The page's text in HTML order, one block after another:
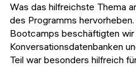
Was das hilfreichste Thema
des Programms
Bootcamps beschäftigten wir
Konversationsdatenbanken
Teil war besonders hilfreich